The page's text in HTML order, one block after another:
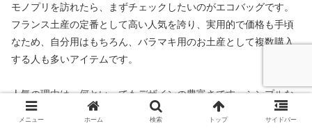
モノプリを訪れたら、まずチェックしたいのがエコバッグです。
フランス土産の定番として高い人気を誇り、実用的で価格も手頃
なため、自分用はもちろん、バラマキ用のお土産として複数購入
する人も多いアイテムです。
人気の理由は、何といってもデザインの豊富さです。シンプルな
ものから、ポップでかわいらしい柄、パリらしいモチーフが描か
メニュー ホーム 検索 トップ サイドバー